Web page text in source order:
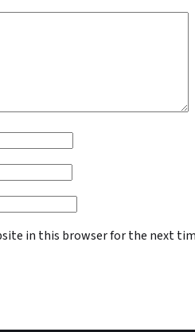
in this browser for the next